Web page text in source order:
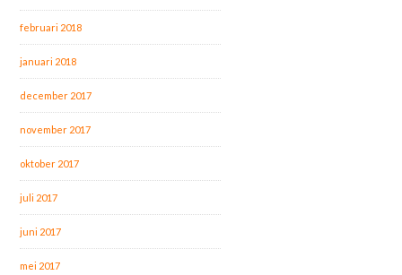
februari 2018
januari 2018
december 2017
november 2017
oktober 2017
juli 2017
juni 2017
mei 2017